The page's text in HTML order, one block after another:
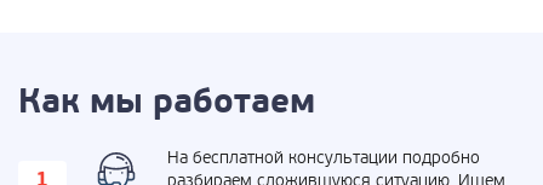
Как мы работаем
На бесплатной консультации подробно
разбираем сложившуюся ситуацию. Ищем